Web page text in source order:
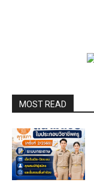
MOST READ